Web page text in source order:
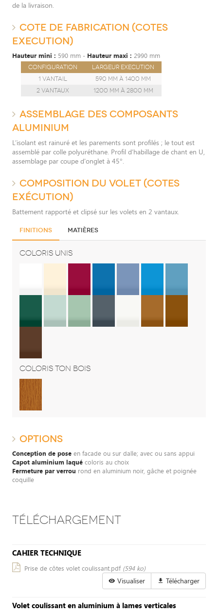
de la livraison.
COTE DE FABRICATION (COTES
EXECUTION)
Hauteur mini : 590 mm - Hauteur maxi : 2990 mm
Configuration
Largeur execution
1 vantail
590 mm à 1400 mm
2 vantaux
1200 mm à 2800 mm
ASSEMBLAGE DES COMPOSANTS
ALUMINIUM
L’isolant est rainuré et les parements sont profilés ; le tout est
assemblé par colle polyuréthane. Profil d’habillage de chant en U,
assemblage par coupe d'onglet à 45°.
COMPOSITION DU VOLET (COTES
EXÉCUTION)
Battement rapporté et clipsé sur les volets en 2 vantaux.
Finitions Matières
COLORIS UNIS
COLORIS TON BOIS
OPTIONS
Conception de pose en facade ou sur dalle; avec ou sans appui
Capot aluminium laqué coloris au choix
Fermeture par verrou rond en aluminium noir, gâche et poignée
coquille
TÉLÉCHARGEMENT
CAHIER TECHNIQUE
Prise de côtes volet coulissant.pdf (594 ko)
Visualiser Télécharger
Volet coulissant en aluminium à lames verticales